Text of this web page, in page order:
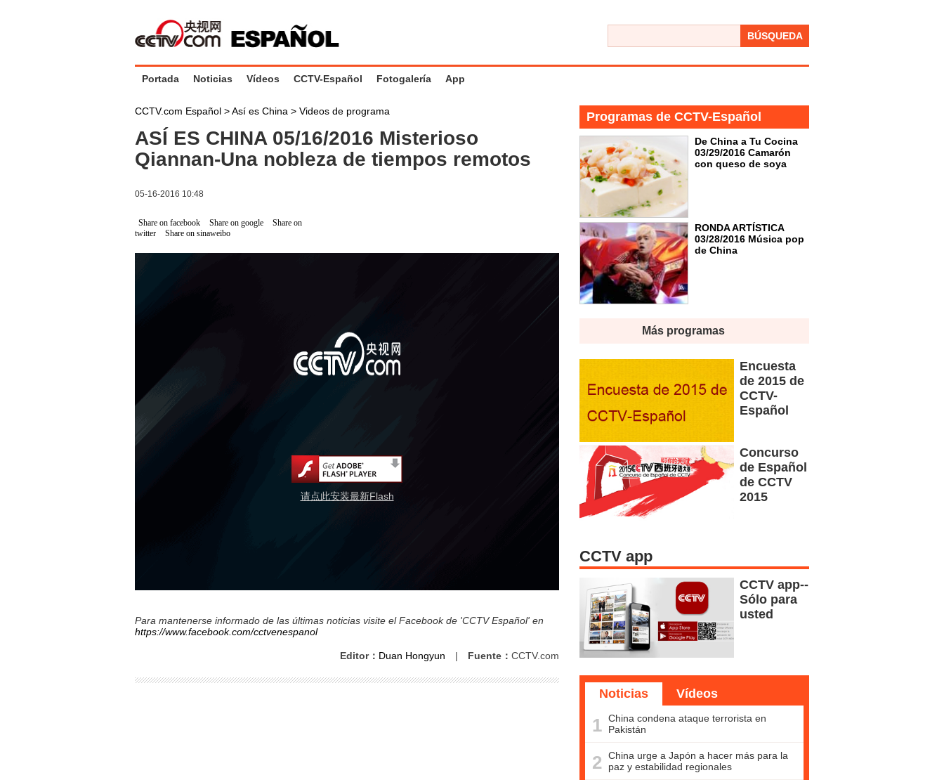
BÚSQUEDA
Portada Noticias Vídeos CCTV-Español Fotogalería App
CCTV.com Español >Así es China > Videos de programa
ASÍ ES CHINA 05/16/2016 Misterioso
Qiannan-Una nobleza de tiempos remotos
05-16-2016 10:48
Share on facebook Share on google
Share on
twitter
Share on sinaweibo
请点此安装最新Flash
Para mantenerse informado de las últimas noticias visite el Facebook de 'CCTV Español' en
https://www.facebook.com/cctvenespanol
Editor： Duan Hongyun | Fuente： CCTV.com
Programas de CCTV-Español
De China a Tu Cocina
03/29/2016 Camarón
con queso de soya
RONDA ARTÍSTICA
03/28/2016 Música pop
de China
Más programas
Encuesta
de 2015 de
CCTV-
Español
Concurso
de Español
de CCTV
2015
CCTV app
CCTV app--
Sólo para
usted
Noticias Vídeos
1 China condena ataque terrorista en
Pakistán
2 China urge a Japón a hacer más para la
paz y estabilidad regionales